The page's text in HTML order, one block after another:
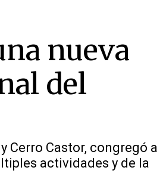
nueva
del
Cerro Castor, congregó a
actividades y de la